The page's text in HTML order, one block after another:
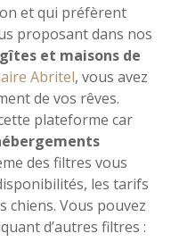
et qui préfèrent
proposant dans nos
et maisons de
Abritel, vous avez
de vos rêves.
plateforme car
des filtres vous
les tarifs
chiens. Vous pouvez
d’autres filtres :